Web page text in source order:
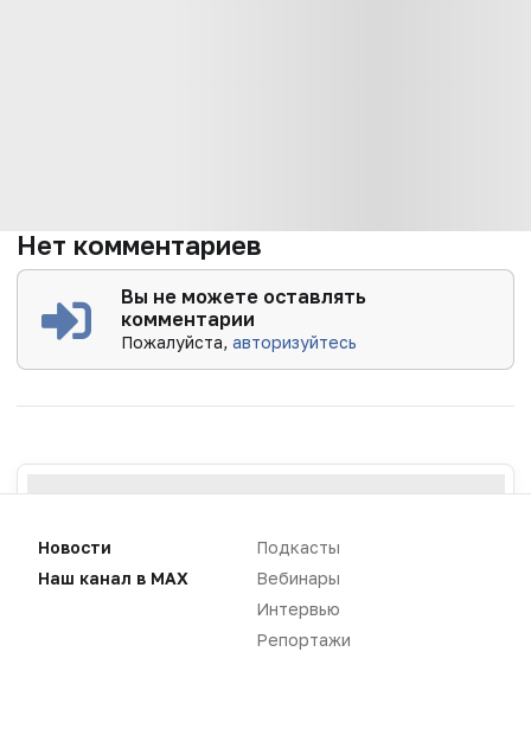
Нет комментариев
Вы не можете оставлять
комментарии
Пожалуйста,авторизуйтесь
Новости
Наш канал в MAX
Подкасты
Вебинары
Интервью
Репортажи